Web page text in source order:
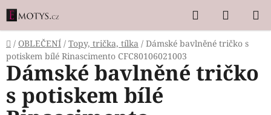
Přejít
na
obsah
Hledat
KOŠÍK
Domů
/ OBLEČENÍ / Topy, trička, tílka / Dámské bavlněné tričko s
potiskem bílé Rinascimento CFC80106021003
Dámské bavlněné tričko
s potiskem bílé